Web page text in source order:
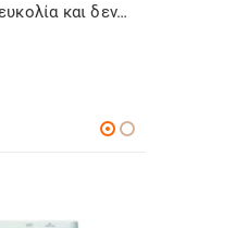
και δεν…